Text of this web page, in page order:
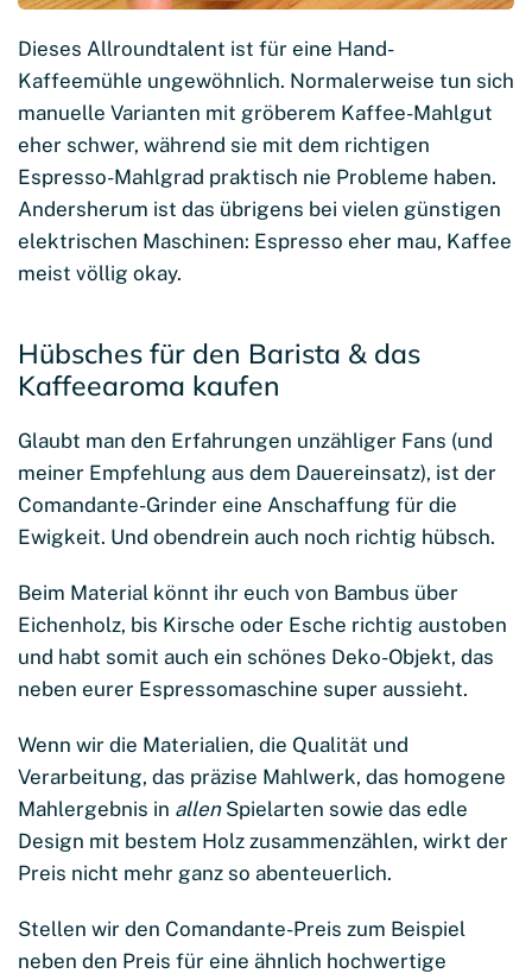
Dieses Allroundtalent ist für eine Hand-
Kaffeemühle ungewöhnlich. Normalerweise tun sich
manuelle Varianten mit gröberem Kaffee-Mahlgut
eher schwer, während sie mit dem richtigen
Espresso-Mahlgrad praktisch nie Probleme haben.
Andersherum ist das übrigens bei vielen günstigen
elektrischen Maschinen: Espresso eher mau, Kaffee
meist völlig okay.
Hübsches für den Barista & das
Kaffeearoma kaufen
Glaubt man den Erfahrungen unzähliger Fans (und
meiner Empfehlung aus dem Dauereinsatz), ist der
Comandante-Grinder eine Anschaffung für die
Ewigkeit. Und obendrein auch noch richtig hübsch.
Beim Material könnt ihr euch von Bambus über
Eichenholz, bis Kirsche oder Esche richtig austoben
und habt somit auch ein schönes Deko-Objekt, das
neben eurer Espressomaschine super aussieht.
Wenn wir die Materialien, die Qualität und
Verarbeitung, das präzise Mahlwerk, das homogene
Mahlergebnis in allen Spielarten sowie das edle
Design mit bestem Holz zusammenzählen, wirkt der
Preis nicht mehr ganz so abenteuerlich.
Stellen wir den Comandante-Preis zum Beispiel
neben den Preis für eine ähnlich hochwertige